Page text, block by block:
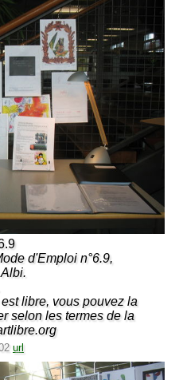
d'Emploi n°6.9,
libre, vous pouvez la
selon les termes de la
url